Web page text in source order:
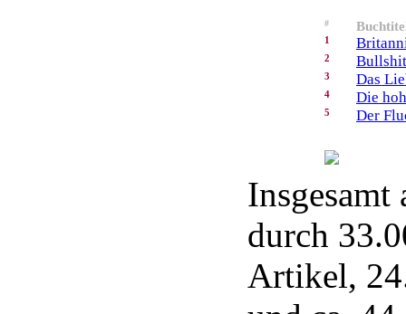
#
1
2 Bullshit
3 Das
4 Die
5 Der
Insgesamt
durch
Artikel,